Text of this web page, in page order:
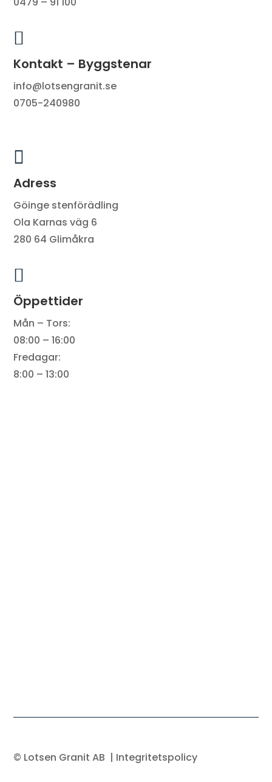

Kontakt – Byggstenar
info@lotsengranit.se
0705-240980

Adress
Göinge stenförädling
Ola Karnas väg 6
280 64 Glimåkra

Öppettider
Mån – Tors:
08:00 – 16:00
Fredagar:
8:00 – 13:00
© Lotsen Granit AB | Integritetspolicy